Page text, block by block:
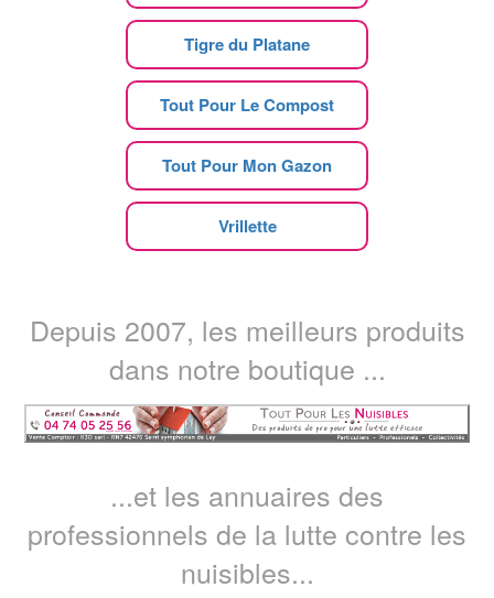
Tigre du Platane
Tout Pour Le Compost
Tout Pour Mon Gazon
Vrillette
Depuis 2007, les meilleurs produits
dans notre boutique ...
...et les annuaires des
professionnels de la lutte contre les
nuisibles...